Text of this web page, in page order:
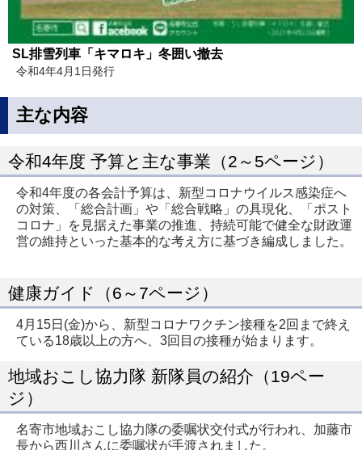
SL排雪列車「キマロキ」冬囲い撤去
令和4年4月1日発行
主な内容
令和4年度 予算と主な事業（2～5ページ）
令和4年度の各会計予算は、新型コロナウイルス感染症へ
の対策、「総合計画」や「総合戦略」の具現化、「ポスト
コロナ」を見据えた事業の推進、持続可能で健全な財政運
営の維持といった基本的な考え方に基づき編成しました。
健康ガイド（6～7ページ）
4月15日(金)から、新型コロナワクチン接種を2回まで終え
ている18歳以上の方へ、3回目の接種が始まります。
地域おこし協力隊 新隊員の紹介（19ペー
ジ）
名寄市地域おこし協力隊の委嘱状交付式が行われ、加藤市
長から西川さんに委嘱状が手渡されました。